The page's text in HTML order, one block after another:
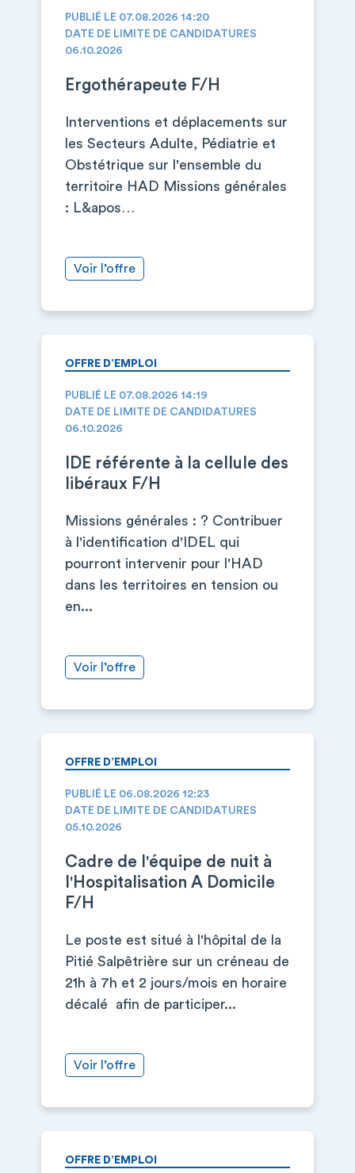
PUBLIÉ LE 07.08.2026 14:20
DATE DE LIMITE DE CANDIDATURES
06.10.2026
Ergothérapeute F/H
Interventions et déplacements sur
les Secteurs Adulte, Pédiatrie et
Obstétrique sur l'ensemble du
territoire HAD Missions générales
: L&apos…
Voir l’offre
OFFRE D’EMPLOI
PUBLIÉ LE 07.08.2026 14:19
DATE DE LIMITE DE CANDIDATURES
06.10.2026
IDE référente à la cellule des
libéraux F/H
Missions générales : ? Contribuer
à l'identification d'IDEL qui
pourront intervenir pour l'HAD
dans les territoires en tension ou
en...
Voir l’offre
OFFRE D’EMPLOI
PUBLIÉ LE 06.08.2026 12:23
DATE DE LIMITE DE CANDIDATURES
05.10.2026
Cadre de l'équipe de nuit à
l'Hospitalisation A Domicile
F/H
Le poste est situé à l'hôpital de la
Pitié Salpêtrière sur un créneau de
21h à 7h et 2 jours/mois en horaire
décalé afin de participer...
Voir l’offre
OFFRE D’EMPLOI